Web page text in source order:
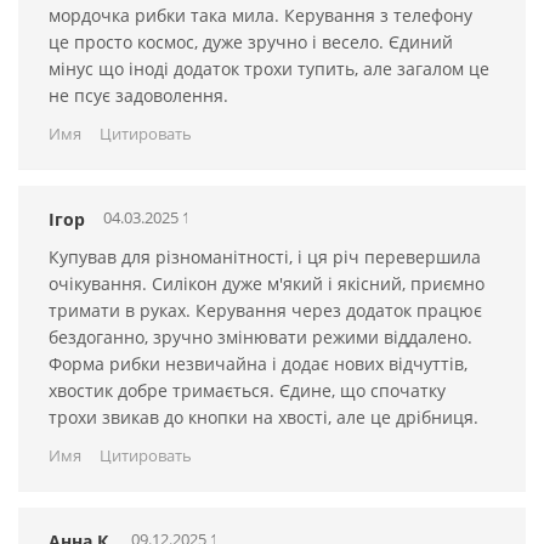
работу. Это занимает пару минут, которые в будущем
подарят незабываемые часы удовольствия. Теперь вы
можете управлять виброяйцом - голосом, музыкой,
создавать свои режимы вибрации и передавать
управление партнеру.
7 предустановленных режимов вибрации
Безопасный гипоаллергенный силикон
Аккумулятор с USB зарядкой
Время работы - 90 минут, время зарядки - 60 минут
2 режима управления - ручной и удаленный с помощью
приложения Magic Motion
Водонепрониццаемость IPX6
Общая длина - 17.7 см
мордочка рибки така мила. Керування з телефону
це просто космос, дуже зручно і весело. Єдиний
мінус що іноді додаток трохи тупить, але загалом це
не псує задоволення.
Имя Цитировать
Ігор 04.03.2025 15:05:15
Купував для різноманітності, і ця річ перевершила
очікування. Силікон дуже м'який і якісний, приємно
тримати в руках. Керування через додаток працює
бездоганно, зручно змінювати режими віддалено.
Форма рибки незвичайна і додає нових відчуттів,
хвостик добре тримається. Єдине, що спочатку
трохи звикав до кнопки на хвості, але це дрібниця.
Имя Цитировать
09.12.2025 15:05:15